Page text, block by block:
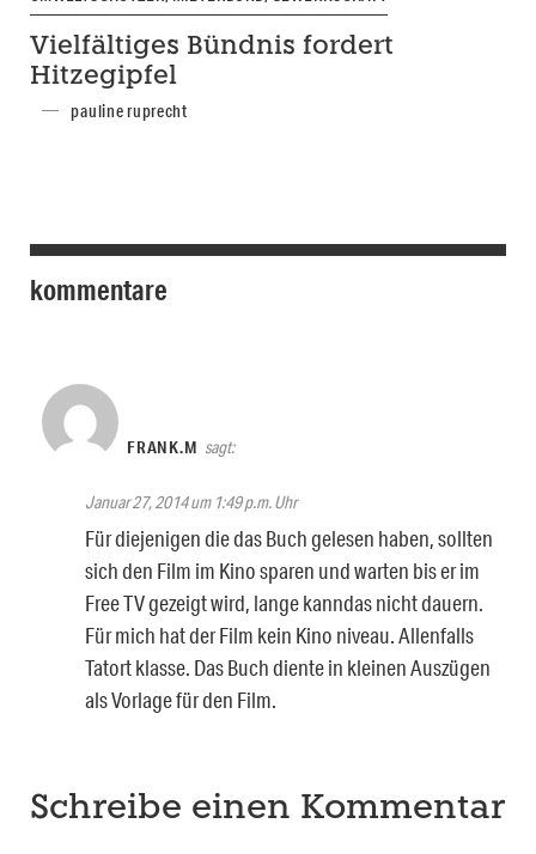
Vielfältiges Bündnis fordert
Hitzegipfel
pauline ruprecht
kommentare
FRANK.M sagt:
Januar 27, 2014 um 1:49 p.m. Uhr
Für diejenigen die das Buch gelesen haben, sollten
sich den Film im Kino sparen und warten bis er im
Free TV gezeigt wird, lange kanndas nicht dauern.
Für mich hat der Film kein Kino niveau. Allenfalls
Tatort klasse. Das Buch diente in kleinen Auszügen
als Vorlage für den Film.
Schreibe einen Kommentar